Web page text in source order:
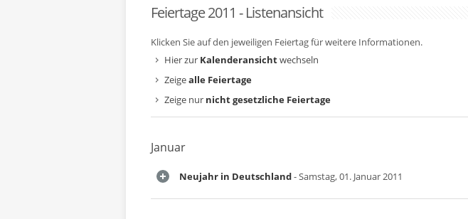
Feiertage 2011 - Listenansicht
Klicken Sie auf den jeweiligen Feiertag für weitere Informationen.
Hier zur Kalenderansichtwechseln
Zeigealle Feiertage
Zeige nur nicht gesetzliche Feiertage
Januar
Neujahr in Deutschland- Samstag, 01. Januar 2011